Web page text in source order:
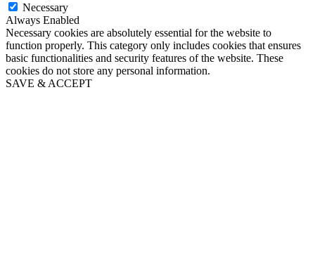
Necessary
Always Enabled
Necessary cookies are absolutely essential for the website to
function properly. This category only includes cookies that ensures
basic functionalities and security features of the website. These
cookies do not store any personal information.
SAVE & ACCEPT